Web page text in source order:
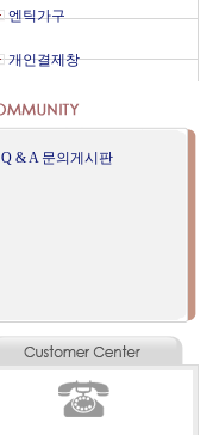
엔틱가구
개인결제창
Q & A 문의게시판